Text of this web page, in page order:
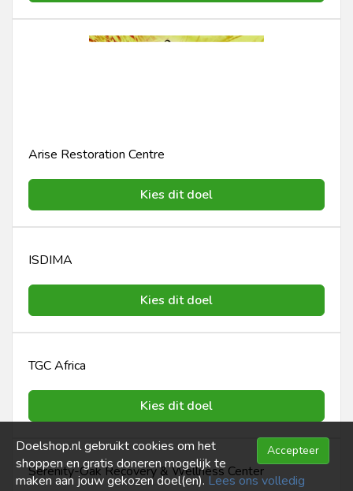
Arise Restoration Centre
Kies dit doel
ISDIMA
Kies dit doel
Accepteer
Doelshop.nl gebruikt cookies om het
shoppen en gratis doneren mogelijk te
maken aan jouw gekozen doel(en).Lees ons volledig